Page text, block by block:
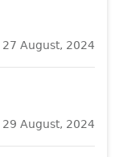
27 August, 2024
29 August, 2024